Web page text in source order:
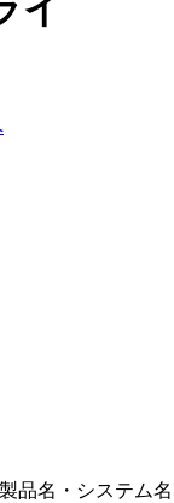
品名・システム名